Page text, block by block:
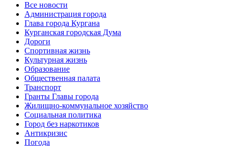
Все новости
Администрация города
Глава города Кургана
Курганская городская Дума
Дороги
Спортивная жизнь
Культурная жизнь
Образование
Общественная палата
Транспорт
Гранты Главы города
Жилищно-коммунальное хозяйство
Социальная политика
Город без наркотиков
Антикризис
Погода